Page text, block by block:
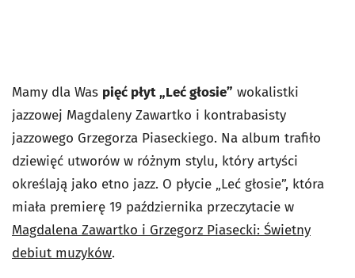
Mamy dla Was pięć płyt „Leć głosie” wokalistki
jazzowej Magdaleny Zawartko i kontrabasisty
jazzowego Grzegorza Piaseckiego. Na album trafiło
dziewięć utworów w różnym stylu, który artyści
określają jako etno jazz. O płycie „Leć głosie”, która
miała premierę 19 października przeczytacie w
Magdalena Zawartko i Grzegorz Piasecki: Świetny
debiut muzyków.